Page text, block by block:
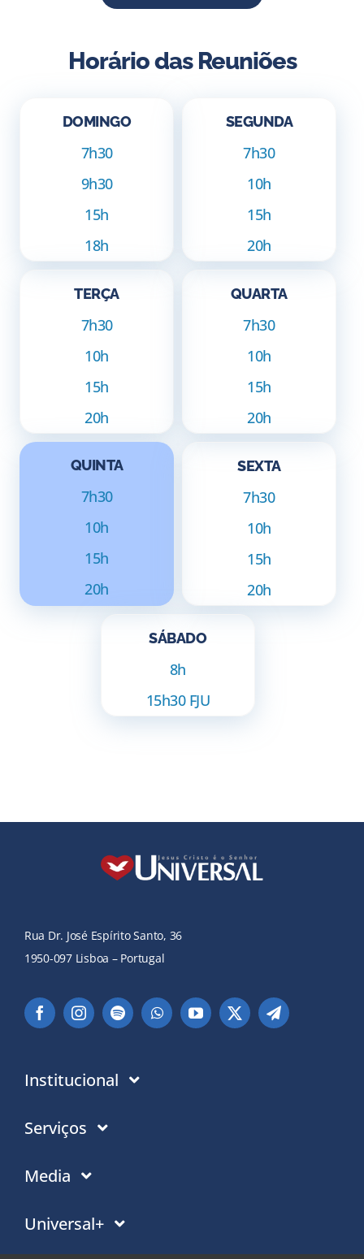
Horário das Reuniões
DOMINGO
7h30
9h30
15h
18h
SEGUNDA
7h30
10h
15h
20h
TERÇA
7h30
10h
15h
20h
QUARTA
7h30
10h
15h
20h
QUINTA
7h30
10h
15h
20h
SEXTA
7h30
10h
15h
20h
SÁBADO
8h
15h30 FJU
Rua Dr. José Espírito Santo, 36
1950-097 Lisboa – Portugal
Institucional
Instituição
Politica de Cookies
Serviços
Contactos
Media
Notícias
Eventos
Universal+